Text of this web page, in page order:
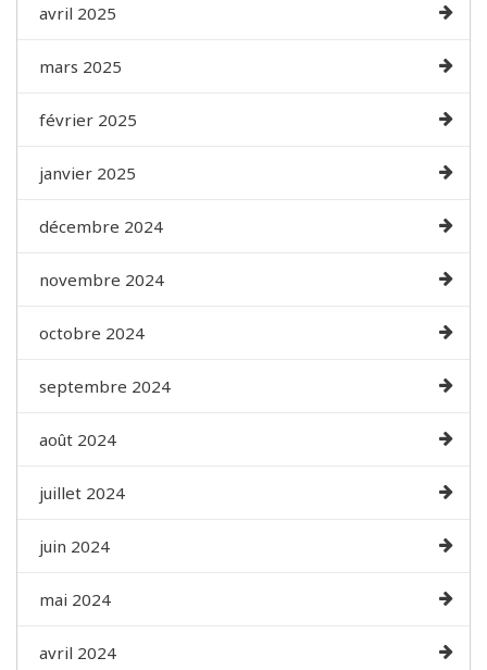
avril 2025
mars 2025
février 2025
janvier 2025
décembre 2024
novembre 2024
octobre 2024
septembre 2024
août 2024
juillet 2024
juin 2024
mai 2024
avril 2024